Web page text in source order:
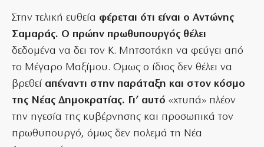
Στην τελική ευθεία φέρεται ότι είναι ο Αντώνης
Σαμαράς. Ο πρώην πρωθυπουργός θέλει
δεδομένα να δει τον Κ. Μητσοτάκη να φεύγει από
το Μέγαρο Μαξίμου. Ομως ο ίδιος δεν θέλει να
βρεθεί απέναντι στην παράταξη και στον κόσμο
της Νέας Δημοκρατίας. Γι’ αυτό «χτυπά» πλέον
την ηγεσία της κυβέρνησης και προσωπικά τον
πρωθυπουργό, όμως δεν πολεμά τη Νέα